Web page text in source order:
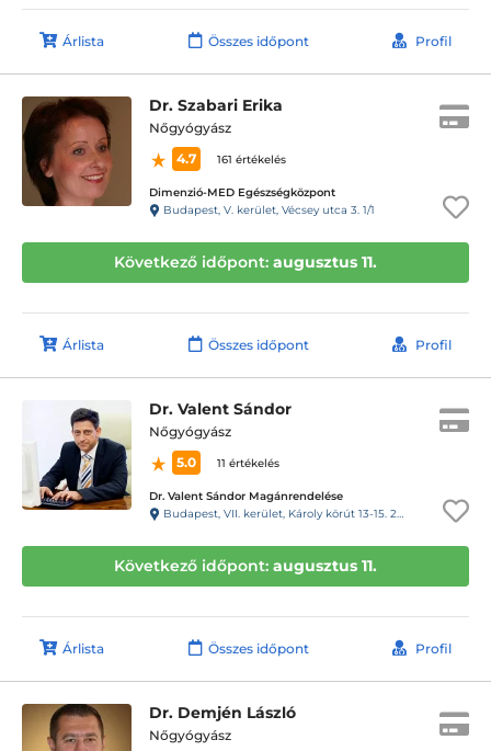
Árlista Összes időpont Profil
Dr. Szabari Erika
Nőgyógyász
4.7
161 értékelés
Dimenzió-MED Egészségközpont
Budapest, V. kerület, Vécsey utca 3. 1/1
Következő időpont: augusztus 11.
Árlista Összes időpont Profil
Dr. Valent Sándor
Nőgyógyász
5.0
11 értékelés
Dr. Valent Sándor Magánrendelése
Budapest, VII. kerület, Károly körút 13-15. 2 emelet 12. 111 kapucsengő jobb oldali lift
Következő időpont: augusztus 11.
Árlista Összes időpont Profil
Dr. Demjén László
Nőgyógyász